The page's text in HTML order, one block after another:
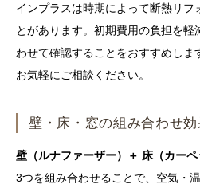
インプラスは時期によって断熱リフ
とがあります。初期費用の負担を
わせて確認することをおすすめしま
お気軽にご相談ください。
壁・床・窓の組み合わせ効
壁（ルナファーザー）＋ 床（カーペ
3つを組み合わせることで、空気・